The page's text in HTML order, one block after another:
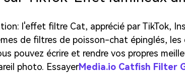
l'effet filtre Cat, apprécié par TikTok,
de filtres de poisson-chat épinglés,
pouvez écrire et rendre vos propres
photo. EssayerMedia.io Catfish Filter